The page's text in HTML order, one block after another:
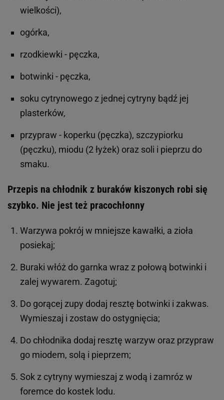
wielkości),
ogórka,
rzodkiewki - pęczka,
botwinki - pęczka,
soku cytrynowego z jednej cytryny bądź jej
plasterków,
przypraw - koperku (pęczka), szczypiorku
(pęczku), miodu (2 łyżek) oraz soli i pieprzu do
smaku.
Przepis na chłodnik z buraków kiszonych robi się
szybko. Nie jest też pracochłonny
Warzywa pokrój w mniejsze kawałki, a zioła
posiekaj;
Buraki włóż do garnka wraz z połową botwinki i
zalej wywarem. Zagotuj;
Do gorącej zupy dodaj resztę botwinki i zakwas.
Wymieszaj i zostaw do ostygnięcia;
Do chłodnika dodaj resztę warzyw oraz przypraw
go miodem, solą i pieprzem;
Sok z cytryny wymieszaj z wodą i zamróz w
foremce do kostek lodu.